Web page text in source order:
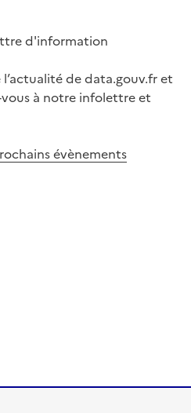
d'information
de data.gouv.fr et
à notre infolettre et
évènements